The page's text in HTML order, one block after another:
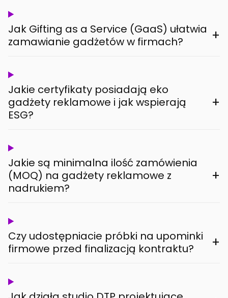
Jak Gifting as a Service (GaaS) ułatwia
zamawianie gadżetów w firmach?
+
Jakie certyfikaty posiadają eko
gadżety reklamowe i jak wspierają
ESG?
+
Jakie są minimalna ilość zamówienia
(MOQ) na gadżety reklamowe z
nadrukiem?
+
Czy udostępniacie próbki na upominki
firmowe przed finalizacją kontraktu?
+